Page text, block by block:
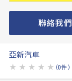
聯絡我們
亞新汽車
★ ★ ★ ★ ★ （0件）